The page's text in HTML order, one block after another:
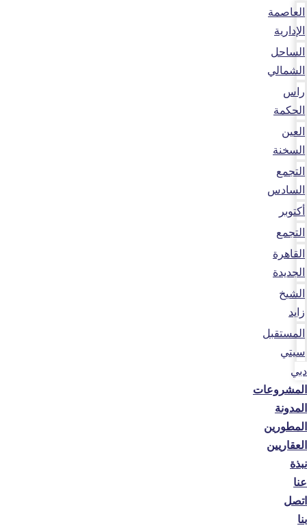
العاصمة
الإدارية
الساحل
الشمالي
راس
الحكمة
العين
السخنة
التجمع
السادس
أكتوبر
التجمع
القاهرة
الجديدة
الشيخ
زايد
المستقبل
سيتي
دبي
المشروعات
المدونة
المطورين
العقاريين
نبذة
عنا
اتصل
بنا